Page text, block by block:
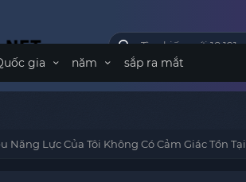
gia năm sắp ra mắt
Năng Lực Của Tôi Không Có Cảm Giác Tồn Tại